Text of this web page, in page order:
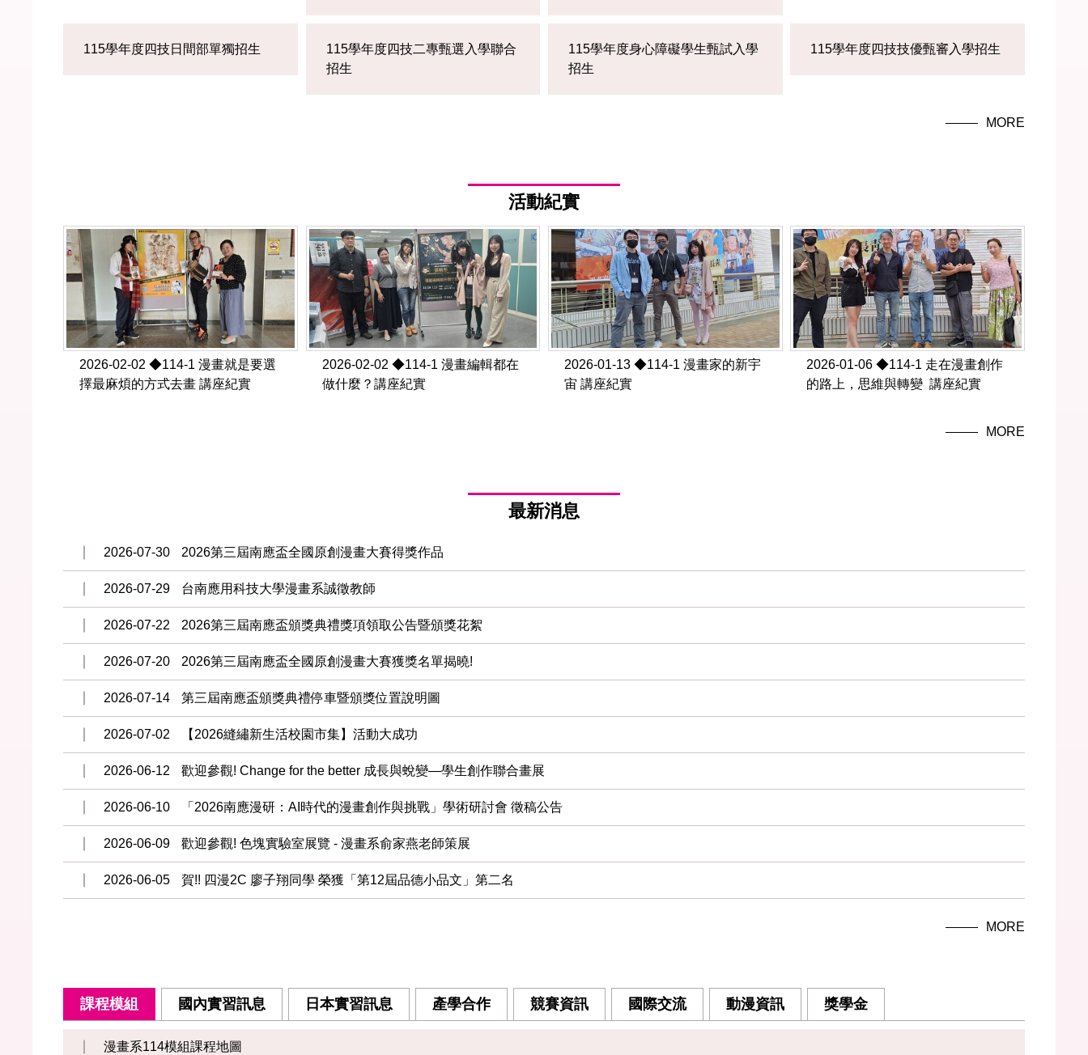
115學年度四技日間部單獨招生
115學年度四技二專甄選入學聯合
招生
115學年度身心障礙學生甄試入學
招生
115學年度四技技優甄審入學招生
MORE
活動紀實
2026-02-02◆114-1 漫畫就是要選
擇最麻煩的方式去畫 講座紀實
2026-02-02 ◆114-1 漫畫編輯都在
做什麼？講座紀實
2026-01-13 ◆114-1 漫畫家的新宇
宙 講座紀實
2026-01-06◆114-1 走在漫畫創作
的路上，思維與轉變 講座紀實
MORE
最新消息
2026-07-30 2026第三屆南應盃全國原創漫畫大賽得獎作品
2026-07-29 台南應用科技大學漫畫系誠徵教師
2026-07-22 2026第三屆南應盃頒獎典禮獎項領取公告暨頒獎花絮
2026-07-20 2026第三屆南應盃全國原創漫畫大賽獲獎名單揭曉!
2026-07-14 第三屆南應盃頒獎典禮停車暨頒獎位置說明圖
2026-07-02 【2026縫繡新生活校園市集】活動大成功
2026-06-12 歡迎參觀! Change for the better 成長與蛻變—學生創作聯合畫展
2026-06-10 「2026南應漫研：AI時代的漫畫創作與挑戰」學術研討會 徵稿公告
2026-06-09 歡迎參觀! 色塊實驗室展覽 - 漫畫系俞家燕老師策展
2026-06-05 賀!! 四漫2C 廖子翔同學 榮獲「第12屆品德小品文」第二名
MORE
課程模組 國內實習訊息 日本實習訊息 產學合作 競賽資訊 國際交流 動漫資訊 獎學金
漫畫系114模組課程地圖